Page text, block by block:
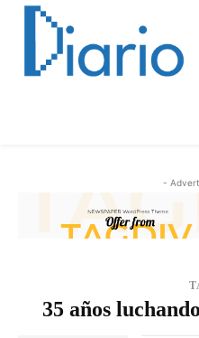
-
35 años